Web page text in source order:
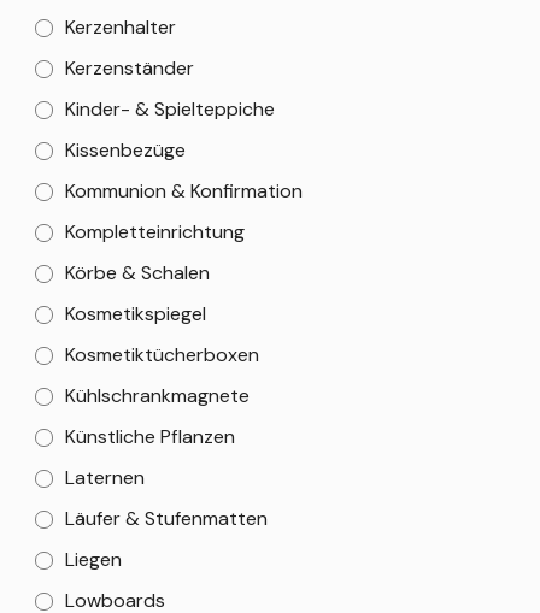
Kerzenhalter
Kerzenständer
Kinder- & Spielteppiche
Kissenbezüge
Kommunion & Konfirmation
Kompletteinrichtung
Körbe & Schalen
Kosmetikspiegel
Kosmetiktücherboxen
Kühlschrankmagnete
Künstliche Pflanzen
Laternen
Läufer & Stufenmatten
Liegen
Lowboards